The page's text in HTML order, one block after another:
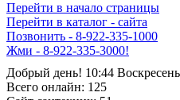
Перейти в начало страницы
Перейти в каталог - сайта
Позвонить - 8-922-335-1000
Жми - 8-922-335-3000!
Добрый день! 10:44
Всего онлайн: 125